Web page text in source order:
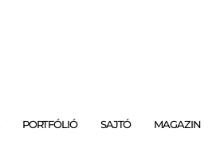
PORTFÓLIÓ SAJTÓ MAGAZIN